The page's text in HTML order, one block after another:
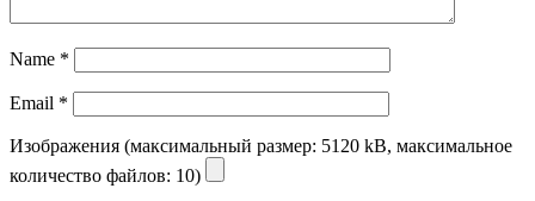
Name *
Email *
Изображения (максимальный размер: 5120 kB, максимальное
количество файлов: 10)